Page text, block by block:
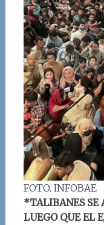
FOTO. INFOBAE
*TALIBANES SE
LUEGO QUE EL